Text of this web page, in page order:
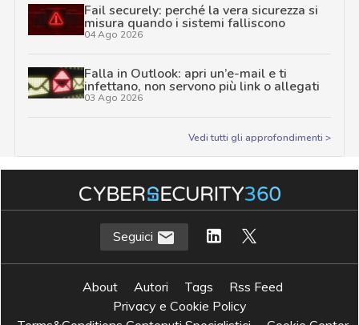
Fail securely: perché la vera sicurezza si
misura quando i sistemi falliscono
04 Ago 2026
Falla in Outlook: apri un’e-mail e ti
infettano, non servono più link o allegati
03 Ago 2026
Vedi tutti gli approfondimenti >
Seguici
About Autori Tags
Rss Feed
Privacy e Cookie Policy